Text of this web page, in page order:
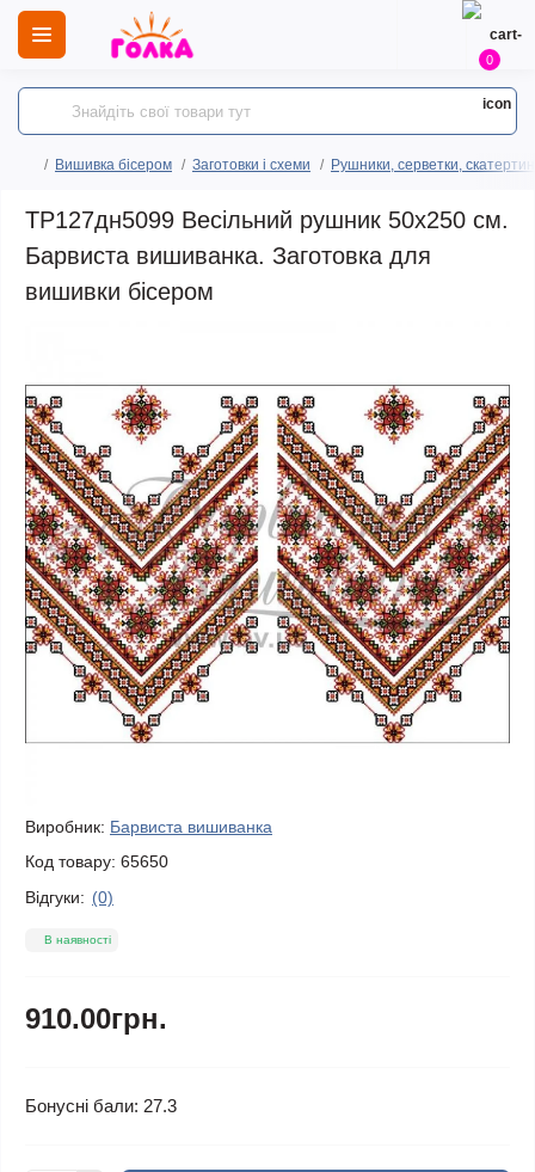
0
Вишивка бісером Заготовки і схеми Рушники, серветки,
ТР127дн5099 Весільний рушник 50х250 см.
Барвиста вишиванка. Заготовка для
вишивки бісером
Виробник: Барвиста вишиванка
Код товару: 65650
Відгуки: (0)
В наявності
910.00грн.
Бонусні бали: 27.3